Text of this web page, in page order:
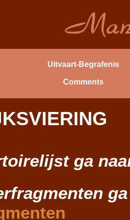
Uitvaart-Begrafenis
Comments
ga